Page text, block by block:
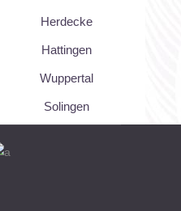
Herdecke
Hattingen
Wuppertal
Solingen